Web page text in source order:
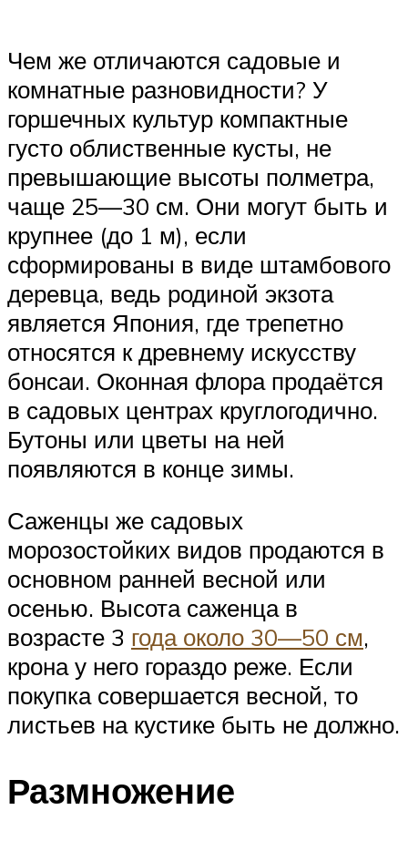
Чем же отличаются садовые и
комнатные разновидности? У
горшечных культур компактные
густо облиственные кусты, не
превышающие высоты полметра,
чаще 25—30 см. Они могут быть и
крупнее (до 1 м), если
сформированы в виде штамбового
деревца, ведь родиной экзота
является Япония, где трепетно
относятся к древнему искусству
бонсаи. Оконная флора продаётся
в садовых центрах круглогодично.
Бутоны или цветы на ней
появляются в конце зимы.
Саженцы же садовых
морозостойких видов продаются в
основном ранней весной или
осенью. Высота саженца в
возрасте 3 года около 30—50 см,
крона у него гораздо реже. Если
покупка совершается весной, то
листьев на кустике быть не должно.
Размножение